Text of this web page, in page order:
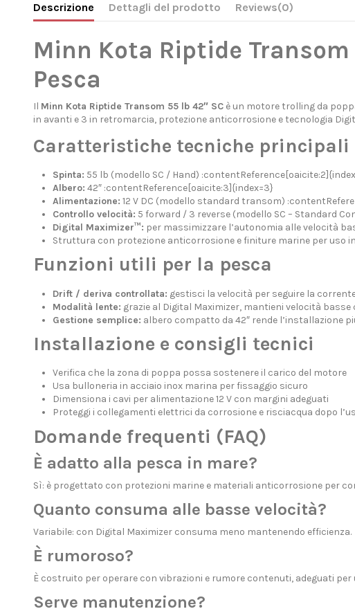
Descrizione Dettagli del prodotto Reviews(0)
Minn Kota Riptide Transom
Pesca
Il Minn Kota Riptide Transom 55 lb 42″ SCè un motore trolling da
in avanti e 3 in retromarcia, protezione anticorrosione e tecnologia
Caratteristiche tecniche principali
Spinta: 55 lb (modello SC / Hand)
Albero: 42″ :contentReference[oaicite:3]{index=3}
Alimentazione: 12 V DC (modello standard transom)
Controllo velocità: 5 forward / 3 reverse (modello SC – Standard
Digital Maximizer™: per massimizzare l’autonomia alle velocità
Struttura con protezione anticorrosione e finiture marine per uso
Funzioni utili per la pesca
Drift / deriva controllata: gestisci la velocità per seguire la
Modalità lente: grazie al Digital Maximizer, mantieni velocità
Gestione semplice: albero compatto da 42″ rende l’installazione
Installazione e consigli tecnici
Verifica che la zona di poppa possa sostenere il carico del motore
Usa bulloneria in acciaio inox marina per fissaggio sicuro
Dimensiona i cavi per alimentazione 12 V con margini adeguati
Proteggi i collegamenti elettrici da corrosione e risciacqua dopo
Domande frequenti (FAQ)
È adatto alla pesca in mare?
Sì: è progettato con protezioni marine e materiali anticorrosione per
Quanto consuma alle basse velocità?
Variabile: con Digital Maximizer consuma meno mantenendo efficienza.
È rumoroso?
È costruito per operare con vibrazioni e rumore contenuti, adeguati per
Serve manutenzione?